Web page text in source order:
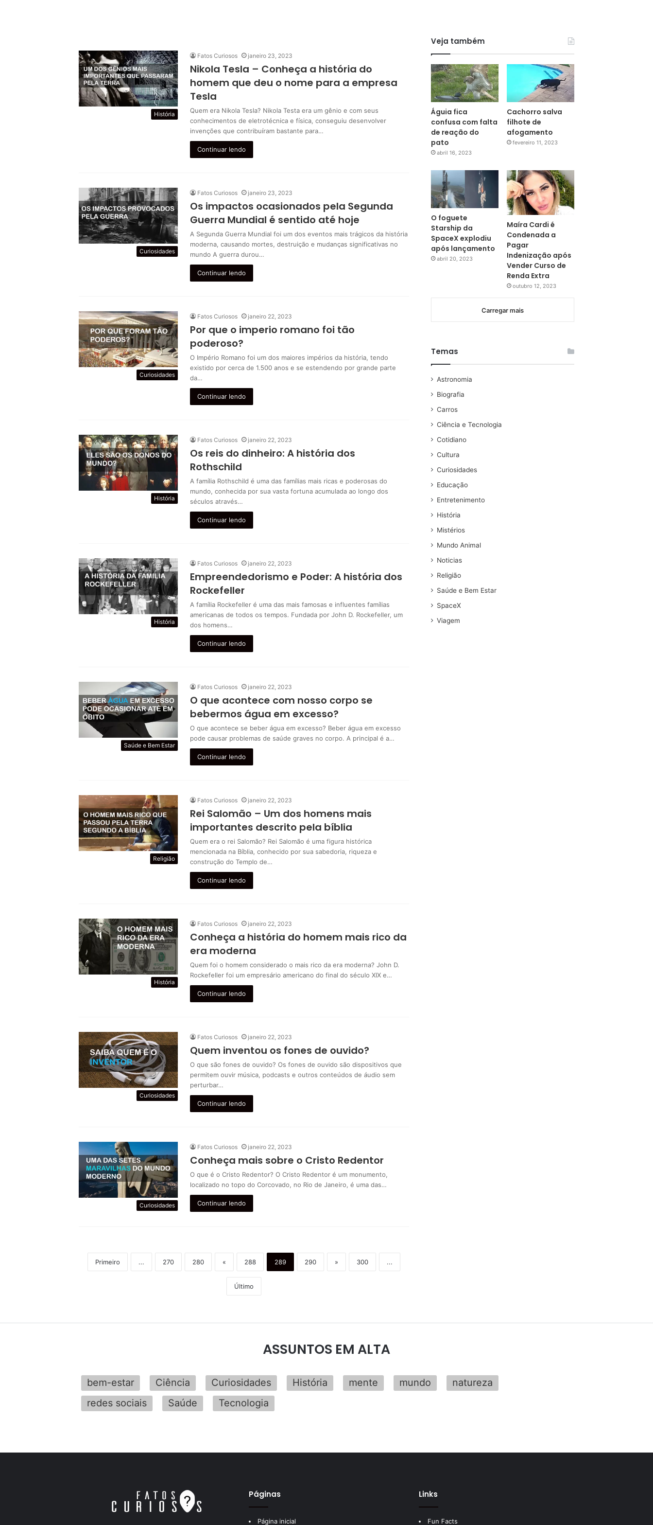
História
Fatos Curiosos janeiro 23, 2023
Nikola Tesla – Conheça a história do
homem que deu o nome para a empresa
Tesla
Quem era Nikola Tesla? Nikola Testa era um gênio e com seus
conhecimentos de eletrotécnica e física, conseguiu desenvolver
invenções que contribuíram bastante para…
Continuar lendo
Curiosidades
Fatos Curiosos janeiro 23, 2023
Os impactos ocasionados pela Segunda
Guerra Mundial é sentido até hoje
A Segunda Guerra Mundial foi um dos eventos mais trágicos da história
moderna, causando mortes, destruição e mudanças significativas no
mundo A guerra durou…
Continuar lendo
Curiosidades
Fatos Curiosos janeiro 22, 2023
Por que o imperio romano foi tão
poderoso?
O Império Romano foi um dos maiores impérios da história, tendo
existido por cerca de 1.500 anos e se estendendo por grande parte
da…
Continuar lendo
História
Fatos Curiosos janeiro 22, 2023
Os reis do dinheiro: A história dos
Rothschild
A família Rothschild é uma das famílias mais ricas e poderosas do
mundo, conhecida por sua vasta fortuna acumulada ao longo dos
séculos através…
Continuar lendo
História
Fatos Curiosos janeiro 22, 2023
Empreendedorismo e Poder: A história dos
Rockefeller
A família Rockefeller é uma das mais famosas e influentes famílias
americanas de todos os tempos. Fundada por John D. Rockefeller, um
dos homens…
Continuar lendo
Saúde e Bem Estar
Fatos Curiosos janeiro 22, 2023
O que acontece com nosso corpo se
bebermos água em excesso?
O que acontece se beber água em excesso? Beber água em excesso
pode causar problemas de saúde graves no corpo. A principal é a…
Continuar lendo
Religião
Fatos Curiosos janeiro 22, 2023
Rei Salomão – Um dos homens mais
importantes descrito pela bíblia
Quem era o rei Salomão? Rei Salomão é uma figura histórica
mencionada na Bíblia, conhecido por sua sabedoria, riqueza e
construção do Templo de…
Continuar lendo
História
Fatos Curiosos janeiro 22, 2023
Conheça a história do homem mais rico da
era moderna
Quem foi o homem considerado o mais rico da era moderna? John D.
Rockefeller foi um empresário americano do final do século XIX e…
Continuar lendo
Curiosidades
Fatos Curiosos janeiro 22, 2023
Quem inventou os fones de ouvido?
O que são fones de ouvido? Os fones de ouvido são dispositivos que
permitem ouvir música, podcasts e outros conteúdos de áudio sem
perturbar…
Continuar lendo
Curiosidades
Fatos Curiosos janeiro 22, 2023
Conheça mais sobre o Cristo Redentor
O que é o Cristo Redentor? O Cristo Redentor é um monumento,
localizado no topo do Corcovado, no Rio de Janeiro, é uma das…
Continuar lendo
Primeiro ... 270 280 « 288 289 290 » 300 ...
Último
Veja também
Águia fica
confusa com falta
de reação do
pato
abril 16, 2023
Cachorro salva
filhote de
afogamento
fevereiro 11, 2023
O foguete
Starship da
SpaceX explodiu
após lançamento
abril 20, 2023
Maíra Cardi é
Condenada a
Pagar
Indenização após
Vender Curso de
Renda Extra
outubro 12, 2023
Carregar mais
Temas
Astronomia
Biografia
Carros
Ciência e Tecnologia
Cotidiano
Cultura
Curiosidades
Educação
Entretenimento
História
Mistérios
Mundo Animal
Noticias
Religião
Saúde e Bem Estar
SpaceX
Viagem
ASSUNTOS EM ALTA
bem-estar Ciência Curiosidades História mente mundo
natureza
redes sociais
Saúde Tecnologia
Páginas
Página inicial
Links
Fun Facts